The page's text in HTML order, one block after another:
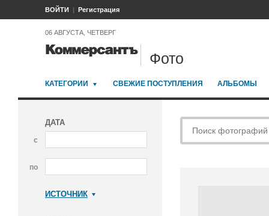
ВОЙТИ Регистрация
06 АВГУСТА, ЧЕТВЕРГ
Фото
КАТЕГОРИИ СВЕЖИЕ ПОСТУПЛЕНИЯ АЛЬБОМЫ
ДАТА
с
по
ИСТОЧНИК